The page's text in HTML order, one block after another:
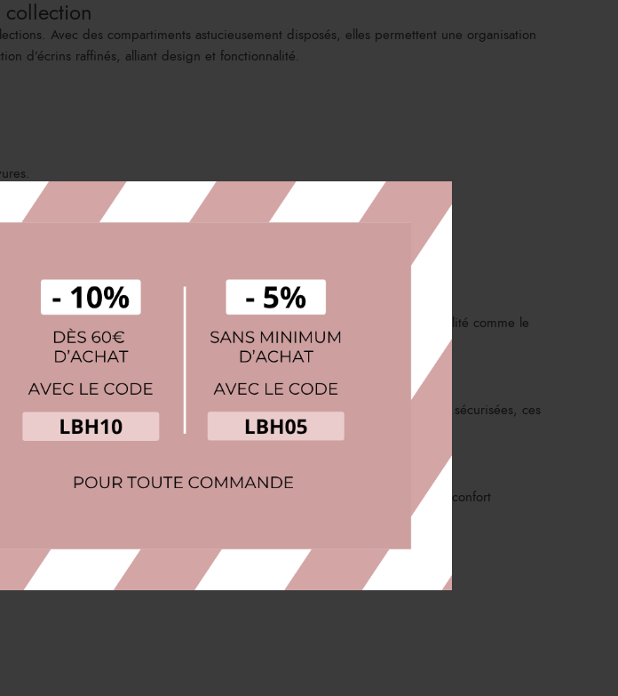
Avec des compartiments astucieusement disposés, elles permettent une organisation
d’écrins raffinés, alliant design et fonctionnalité.
touche naturelle et intemporelle. Fabriquées avec des matériaux de qualité comme le
vos bijoux en toute tranquillité. Dotés de tiroirs coulissants et de fermetures sécurisées, ces
chaque matin. Un accessoire pratique et élégant pour allier rangement et confort
?